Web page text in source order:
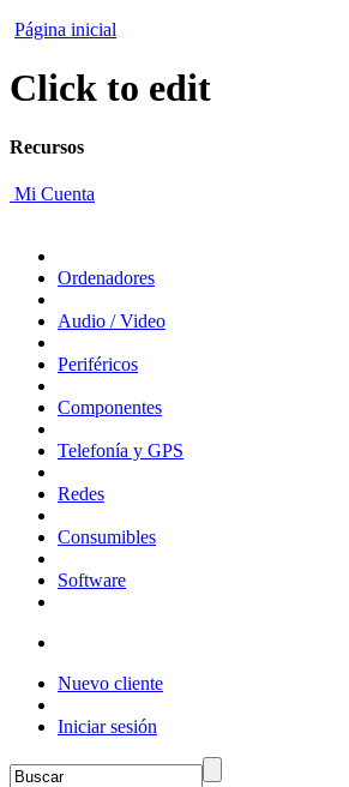
Página inicial
Click to edit
Recursos
Mi Cuenta
Ordenadores
Audio / Video
Periféricos
Componentes
Telefonía y GPS
Redes
Consumibles
Software
Nuevo cliente
Iniciar sesión